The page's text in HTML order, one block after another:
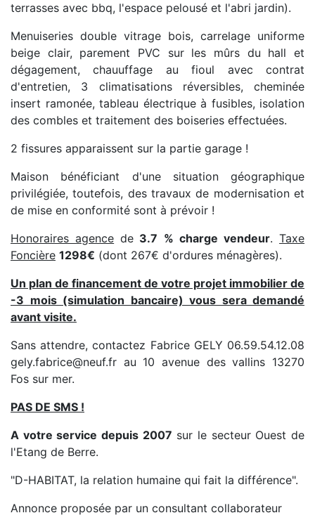
terrasses avec bbq, l'espace pelousé et l'abri jardin).
Menuiseries double vitrage bois, carrelage uniforme
beige clair, parement PVC sur les mûrs du hall et
dégagement, chauuffage au fioul avec contrat
d'entretien, 3 climatisations réversibles, cheminée
insert ramonée, tableau électrique à fusibles, isolation
des combles et traitement des boiseries effectuées.
2 fissures apparaissent sur la partie garage !
Maison bénéficiant d'une situation géographique
privilégiée, toutefois, des travaux de modernisation et
de mise en conformité sont à prévoir !
Honoraires agence de 3.7 % charge vendeur.Taxe
Foncière 1298€ (dont 267€ d'ordures ménagères).
Un plan de financement de votre projet immobilier de
-3 mois (simulation bancaire) vous sera demandé
avant visite.
Sans attendre, contactez Fabrice GELY 06.59.54.12.08
gely.fabrice@neuf.fr au 10 avenue des vallins 13270
Fos sur mer.
PAS DE SMS !
A votre service depuis 2007 sur le secteur Ouest de
l'Etang de Berre.
"D-HABITAT, la relation humaine qui fait la différence".
Annonce proposée par un consultant collaborateur